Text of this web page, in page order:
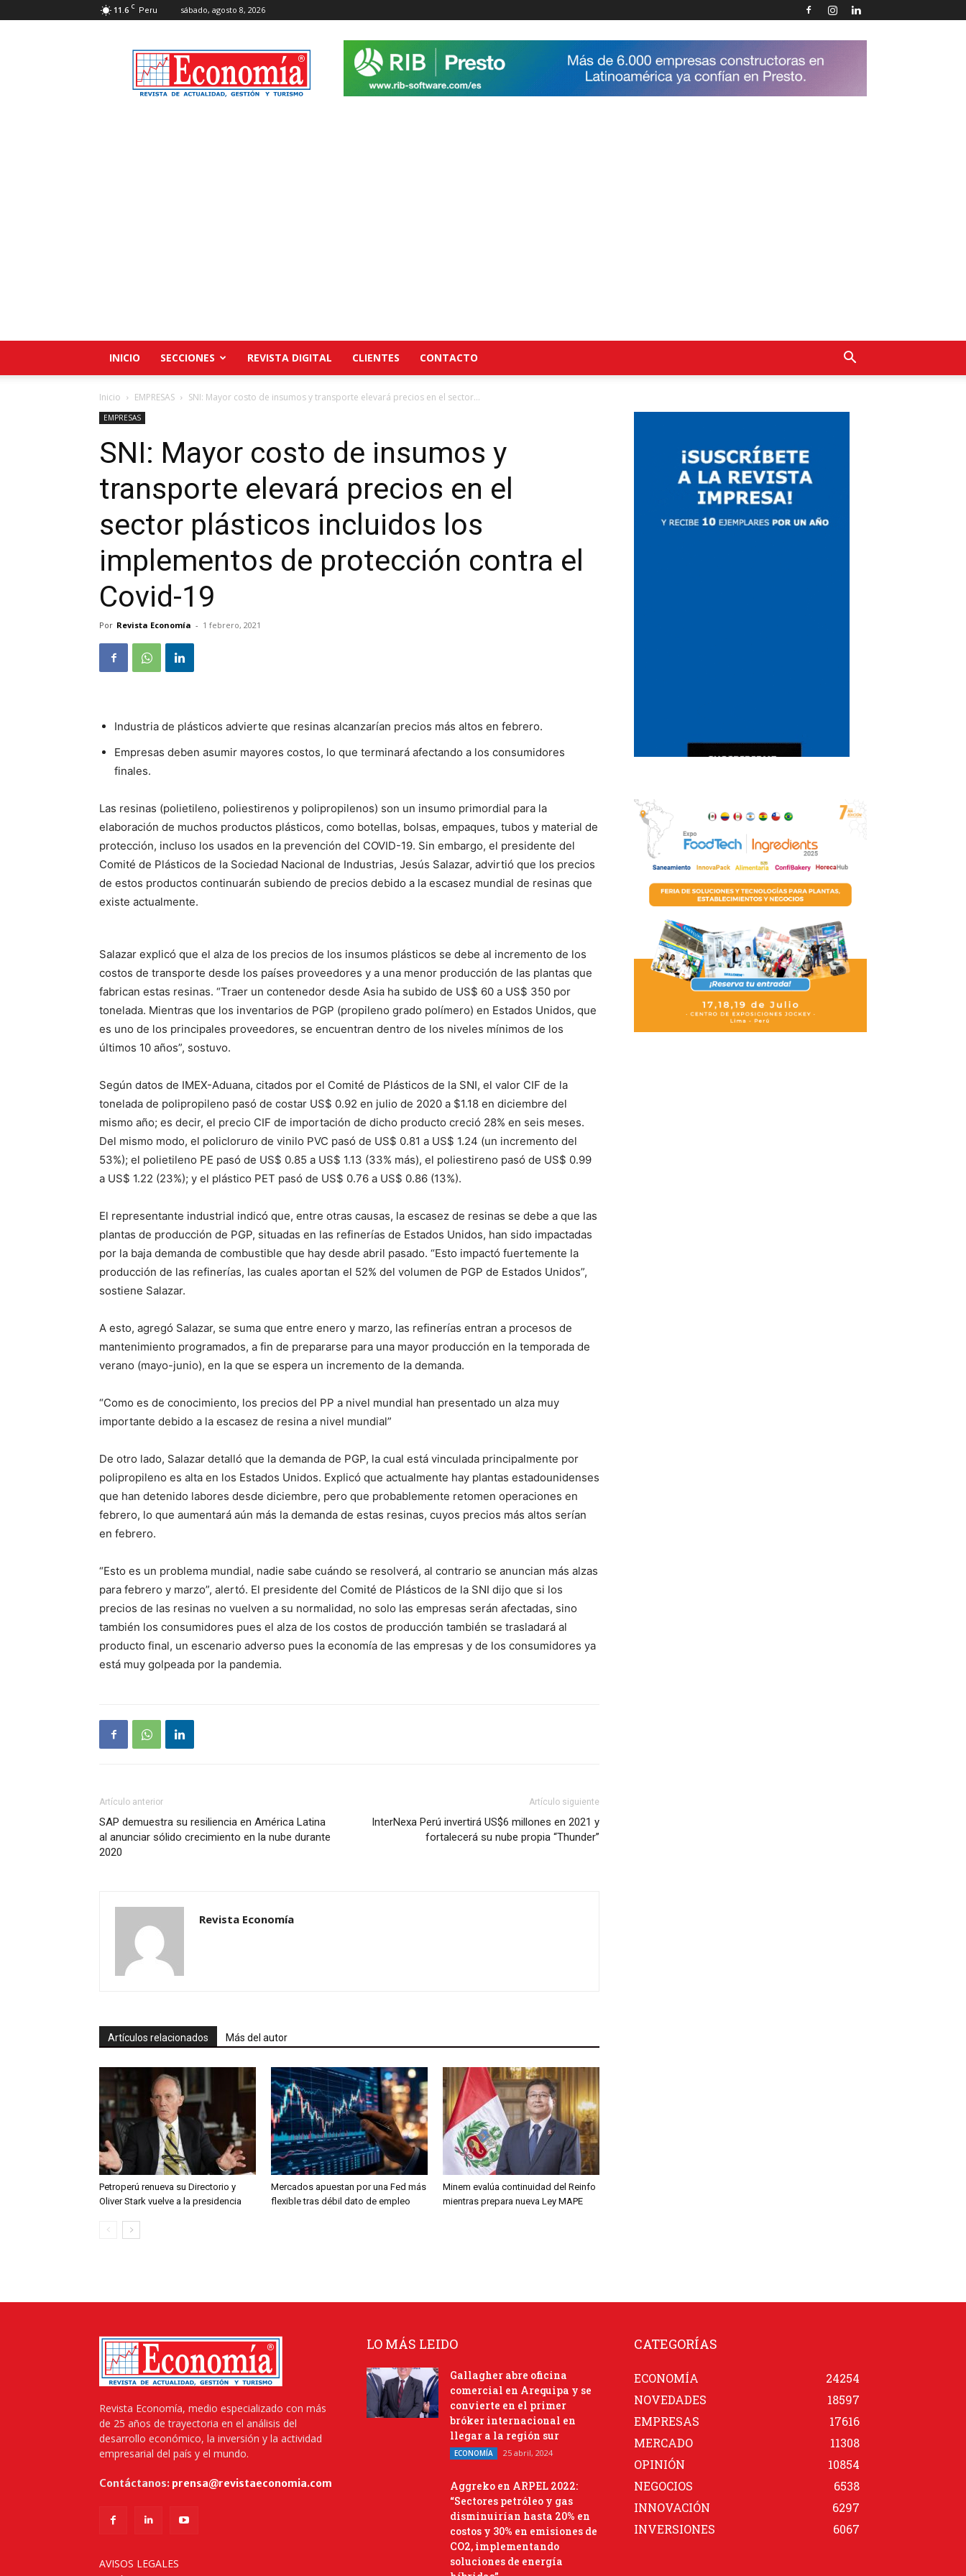
11.6 C Peru sábado, agosto 8, 2026
Revista
Economía
INICIO SECCIONES REVISTA DIGITAL CLIENTES CONTACTO
Inicio EMPRESAS SNI: Mayor costo de insumos y transporte elevará precios en el sector...
EMPRESAS
SNI: Mayor costo de insumos y
transporte elevará precios en el
sector plásticos incluidos los
implementos de protección contra el
Covid-19
Por Revista Economía - 1 febrero, 2021
Industria de plásticos advierte que resinas alcanzarían precios más altos en febrero.
Empresas deben asumir mayores costos, lo que terminará afectando a los consumidores
finales.
Las resinas (polietileno, poliestirenos y polipropilenos) son un insumo primordial para la
elaboración de muchos productos plásticos, como botellas, bolsas, empaques, tubos y material de
protección, incluso los usados en la prevención del COVID-19. Sin embargo, el presidente del
Comité de Plásticos de la Sociedad Nacional de Industrias, Jesús Salazar, advirtió que los precios
de estos productos continuarán subiendo de precios debido a la escasez mundial de resinas que
existe actualmente.
Salazar explicó que el alza de los precios de los insumos plásticos se debe al incremento de los
costos de transporte desde los países proveedores y a una menor producción de las plantas que
fabrican estas resinas. “Traer un contenedor desde Asia ha subido de US$ 60 a US$ 350 por
tonelada. Mientras que los inventarios de PGP (propileno grado polímero) en Estados Unidos, que
es uno de los principales proveedores, se encuentran dentro de los niveles mínimos de los
últimos 10 años”, sostuvo.
Según datos de IMEX-Aduana, citados por el Comité de Plásticos de la SNI, el valor CIF de la
tonelada de polipropileno pasó de costar US$ 0.92 en julio de 2020 a $1.18 en diciembre del
mismo año; es decir, el precio CIF de importación de dicho producto creció 28% en seis meses.
Del mismo modo, el policloruro de vinilo PVC pasó de US$ 0.81 a US$ 1.24 (un incremento del
53%); el polietileno PE pasó de US$ 0.85 a US$ 1.13 (33% más), el poliestireno pasó de US$ 0.99
a US$ 1.22 (23%); y el plástico PET pasó de US$ 0.76 a US$ 0.86 (13%).
El representante industrial indicó que, entre otras causas, la escasez de resinas se debe a que las
plantas de producción de PGP, situadas en las refinerías de Estados Unidos, han sido impactadas
por la baja demanda de combustible que hay desde abril pasado. “Esto impactó fuertemente la
producción de las refinerías, las cuales aportan el 52% del volumen de PGP de Estados Unidos”,
sostiene Salazar.
A esto, agregó Salazar, se suma que entre enero y marzo, las refinerías entran a procesos de
mantenimiento programados, a fin de prepararse para una mayor producción en la temporada de
verano (mayo-junio), en la que se espera un incremento de la demanda.
“Como es de conocimiento, los precios del PP a nivel mundial han presentado un alza muy
importante debido a la escasez de resina a nivel mundial”
De otro lado, Salazar detalló que la demanda de PGP, la cual está vinculada principalmente por
polipropileno es alta en los Estados Unidos. Explicó que actualmente hay plantas estadounidenses
que han detenido labores desde diciembre, pero que probablemente retomen operaciones en
febrero, lo que aumentará aún más la demanda de estas resinas, cuyos precios más altos serían
en febrero.
“Esto es un problema mundial, nadie sabe cuándo se resolverá, al contrario se anuncian más alzas
para febrero y marzo”, alertó. El presidente del Comité de Plásticos de la SNI dijo que si los
precios de las resinas no vuelven a su normalidad, no solo las empresas serán afectadas, sino
también los consumidores pues el alza de los costos de producción también se trasladará al
producto final, un escenario adverso pues la economía de las empresas y de los consumidores ya
está muy golpeada por la pandemia.
Artículo anterior
SAP demuestra su resiliencia en América Latina
al anunciar sólido crecimiento en la nube durante
2020
Artículo siguiente
InterNexa Perú invertirá US$6 millones en 2021 y
fortalecerá su nube propia “Thunder”
Revista Economía
Artículos relacionados Más del autor
Petroperú renueva su Directorio y
Oliver Stark vuelve a la presidencia
Mercados apuestan por una Fed más
flexible tras débil dato de empleo
Minem evalúa continuidad del Reinfo
mientras prepara nueva Ley MAPE
Revista Economía, medio especializado con más
de 25 años de trayectoria en el análisis del
desarrollo económico, la inversión y la actividad
empresarial del país y el mundo.
Contáctanos: prensa@revistaeconomia.com
AVISOS LEGALES
LO MÁS LEIDO
Gallagher abre oficina
comercial en Arequipa y se
convierte en el primer
bróker internacional en
llegar a la región sur
ECONOMÍA 25 abril, 2024
Aggreko en ARPEL 2022:
“Sectores petróleo y gas
disminuirían hasta 20% en
costos y 30% en emisiones de
CO2, implementando
soluciones de energía
CATEGORÍAS
ECONOMÍA
24254
NOVEDADES
18597
EMPRESAS
17616
MERCADO
11308
OPINIÓN
10854
NEGOCIOS
6538
INNOVACIÓN
6297
INVERSIONES
6067